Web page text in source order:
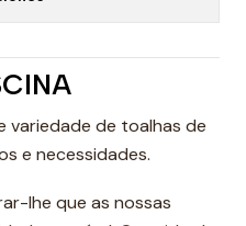
variedade de toalhas de
e necessidades.
lhe que as nossas